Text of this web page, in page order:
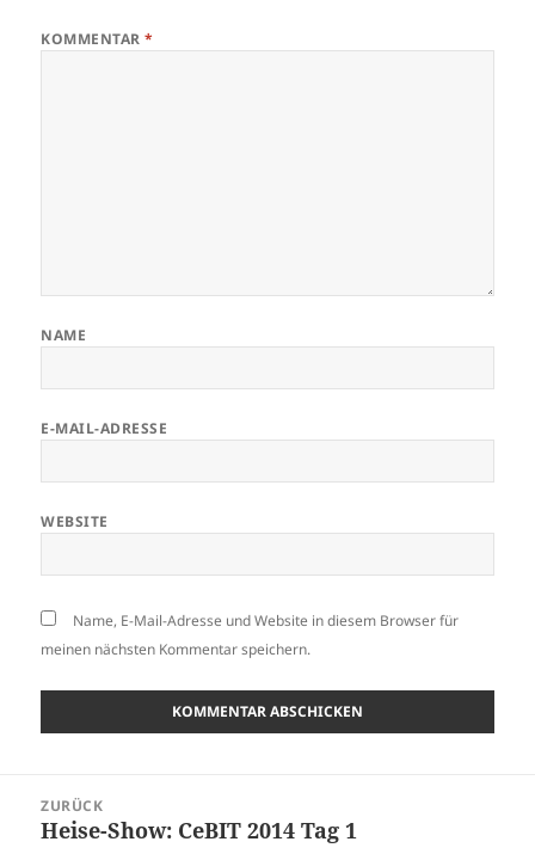
KOMMENTAR*
NAME
E-MAIL-ADRESSE
WEBSITE
Name, E-Mail-Adresse und Website in diesem Browser für
meinen nächsten Kommentar speichern.
ZURÜCK
Vorheriger
Heise-Show: CeBIT 2014 Tag 1